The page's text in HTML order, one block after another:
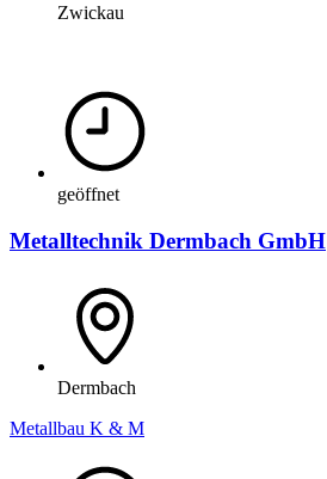
Zwickau
geöffnet
Metalltechnik Dermbach GmbH
Dermbach
Metallbau K & M